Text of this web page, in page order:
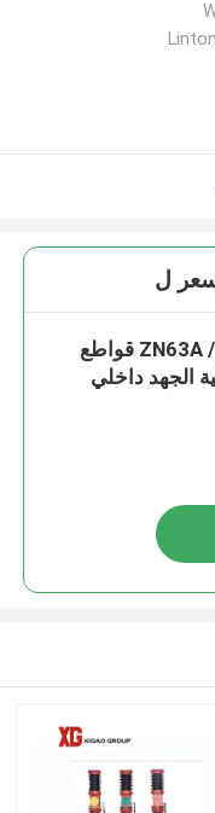
ل
ZN63A / VS1-12 12kV قواطع
الجهد داخلي